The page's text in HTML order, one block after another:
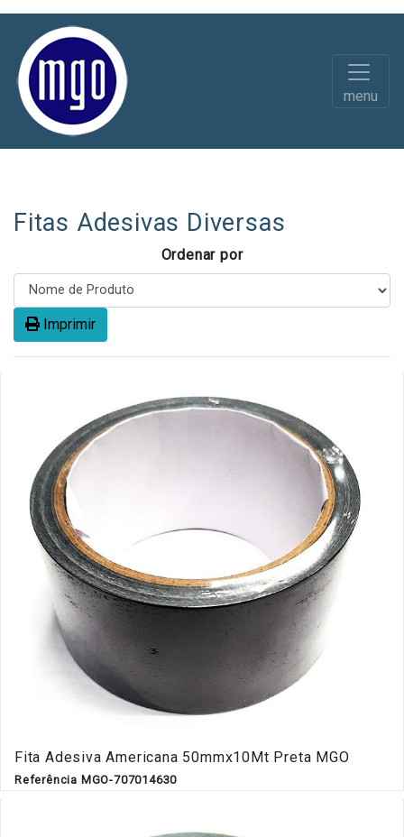
menu
Fitas Adesivas Diversas
Ordenar por
Imprimir
Fita Adesiva Americana 50mmx10Mt Preta MGO
Referência MGO-707014630